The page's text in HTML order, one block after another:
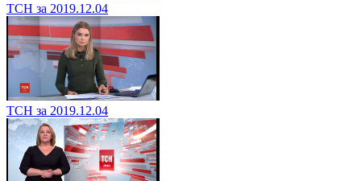
ТСН за 2019.12.04
ТСН за 2019.12.04